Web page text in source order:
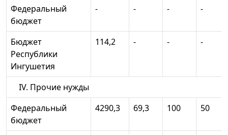
Федеральный
бюджет
- - - -
Бюджет
Республики
Ингушетия
114,2 - - -
IV. Прочие нужды
Федеральный
бюджет
4290,3 69,3 100 50